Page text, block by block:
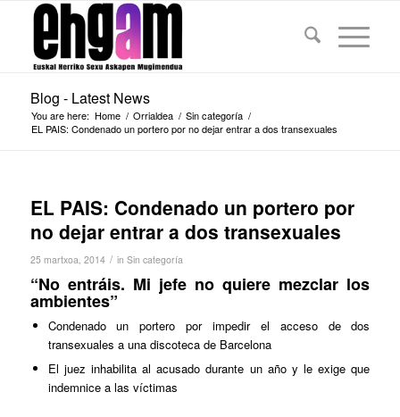
Blog - Latest News
You are here: Home / Orrialdea / Sin categoría /
EL PAIS: Condenado un portero por no dejar entrar a dos transexuales
EL PAIS: Condenado un portero por
no dejar entrar a dos transexuales
25 martxoa, 2014 / in Sin categoría
“No entráis. Mi jefe no quiere mezclar los
ambientes”
Condenado un portero por impedir el acceso de dos
transexuales a una discoteca de Barcelona
El juez inhabilita al acusado durante un año y le exige que
indemnice a las víctimas